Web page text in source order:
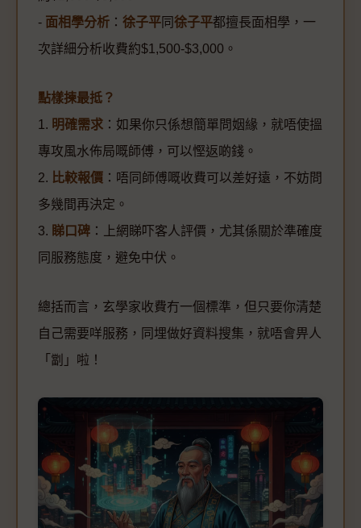
- 面相學分析 ： 徐子平 同 徐子平都擅長面相學，一
次詳細分析收費約$1,500-$3,000。
點樣揀最抵？
1. 明確需求 ：如果你只係想簡單問姻緣，就唔使搵
專攻風水佈局嘅師傅，可以慳返啲錢。
2. 比較報價 ：唔同師傅嘅收費可以差好遠，不妨問
多幾間再決定。
3. 睇口碑 ：上網睇吓客人評價，尤其係關於準確度
同服務態度，避免中伏。
總括而言，玄學家收費冇一個標準，但只要你清楚
自己需要咩服務，同埋做好資料搜集，就唔會畀人
「劏」啦！